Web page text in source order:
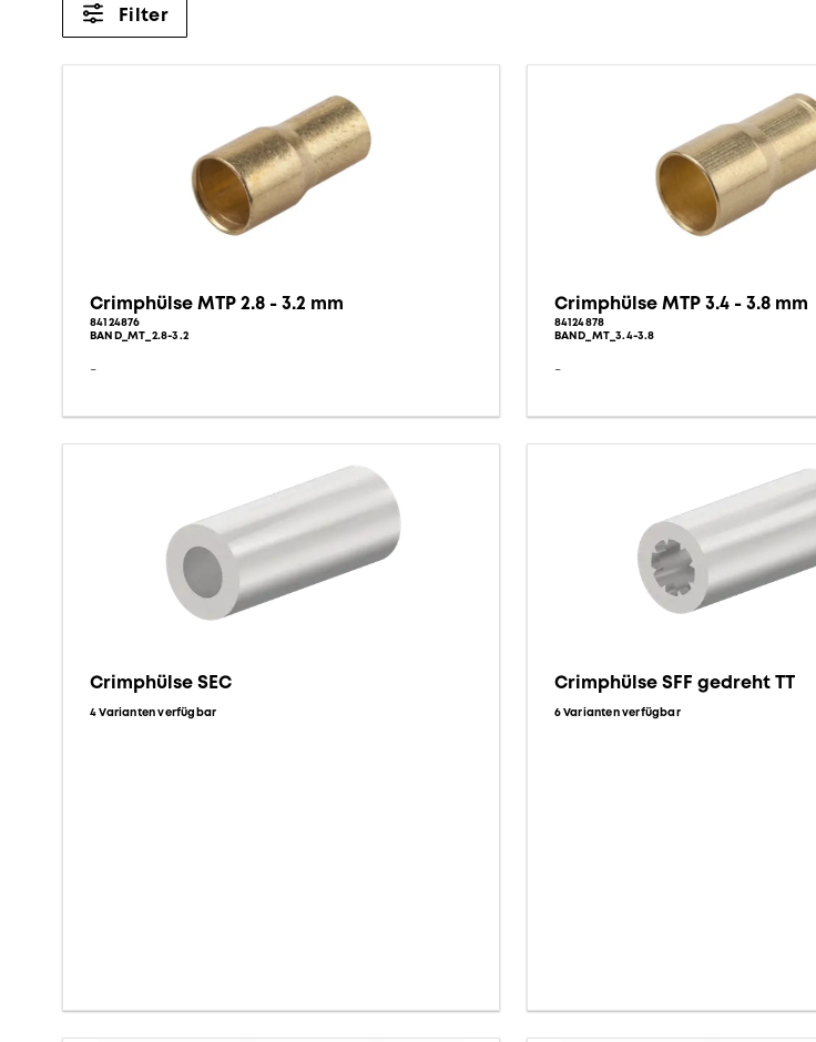
Filter
Crimphülse MTP 2.8 - 3.2 mm
84124876
BAND_MT_2.8-3.2
-
Crimphülse MTP 3.4 - 3.8 mm
84124878
BAND_MT_3.4-3.8
-
Crimphülse SEC
4 Varianten verfügbar
Crimphülse SFF gedreht TT
6 Varianten verfügbar